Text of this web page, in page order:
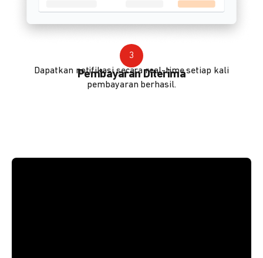
3
Pembayaran Diterima
Dapatkan notifikasi secara real-time setiap kali
pembayaran berhasil.